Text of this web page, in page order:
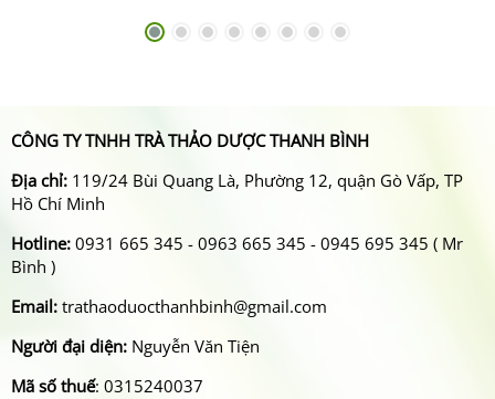
CÔNG TY TNHH TRÀ THẢO DƯỢC THANH BÌNH
Địa chỉ: 119/24 Bùi Quang Là, Phường 12, quận Gò Vấp, TP
Hồ Chí Minh
Hotline: 0931 665 345 - 0963 665 345 - 0945 695 345 ( Mr
Bình )
Email: trathaoduocthanhbinh@gmail.com
Người đại diện: Nguyễn Văn Tiện
Mã số thuế: 0315240037